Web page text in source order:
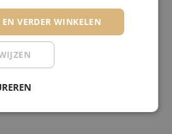
VERDER WINKELEN